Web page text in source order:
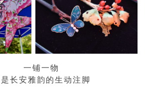
一铺一物
长安雅韵的生动注脚